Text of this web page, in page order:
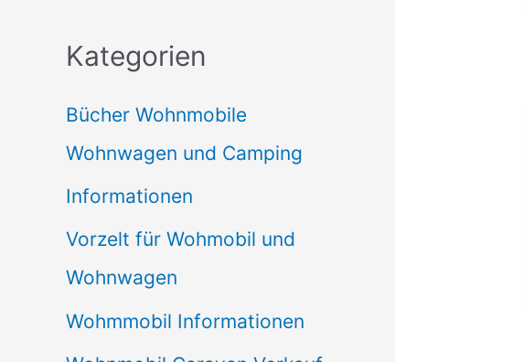
Kategorien
Bücher Wohnmobile
Wohnwagen und Camping
Informationen
Vorzelt für Wohmobil und
Wohnwagen
Wohmmobil Informationen